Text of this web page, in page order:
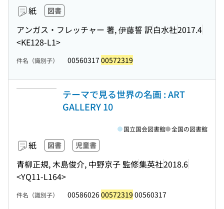
紙 図書
アンガス・フレッチャー 著, 伊藤誓 訳白水社2017.4
<KE128-L1>
件名（識別子） 00560317 00572319
テーマで見る世界の名画 : ART
GALLERY 10
紙 図書 児童書
青柳正規, 木島俊介, 中野京子 監修集英社2018.6
<YQ11-L164>
国立国会図書館 全国の図書館
件名（識別子） 0058602600572319 00560317